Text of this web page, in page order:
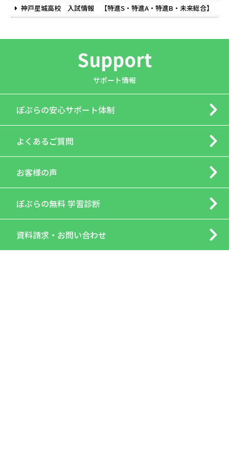
神戸星城高校 入試情報 【特進S・特進A・特進B・未来総合】
Support
サポート情報
ぽぷらの安心サポート体制
よくあるご質問
お客様の声
ぽぷらの無料 学習診断
資料請求・ お問い合わせ